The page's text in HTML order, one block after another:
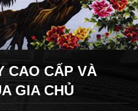
CAO CẤP VÀ
GIA CHỦ